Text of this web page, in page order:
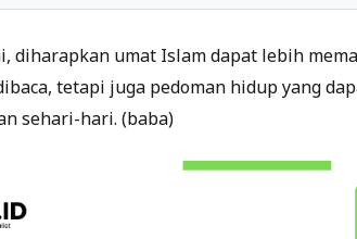
diharapkan umat Islam dapat lebih
tetapi juga pedoman hidup yang
sehari-hari. (baba)